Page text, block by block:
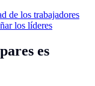
de los trabajadores
los líderes
es